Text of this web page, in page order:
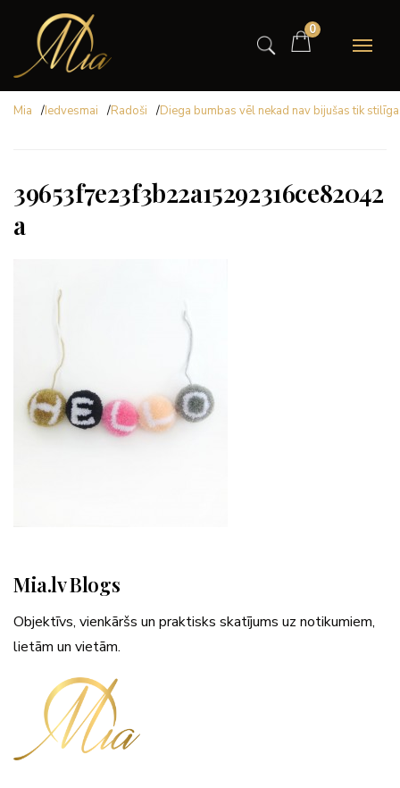
0
Mia /Iedvesmai /Radoši /Diega bumbas vēl nekad nav bijušas tik
39653f7e23f3b22a15292316ce82042
a
Mia.lv Blogs
Objektīvs, vienkāršs un praktisks skatījums uz notikumiem,
lietām un vietām.